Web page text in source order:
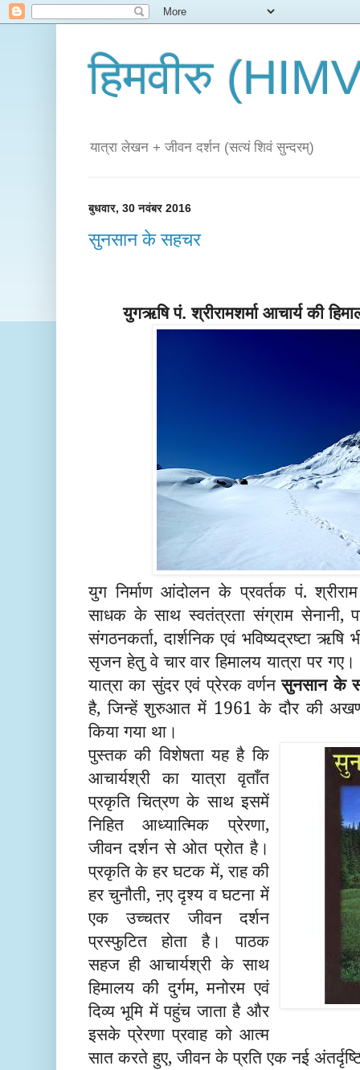
हिमवीरु
यात्रा लेखन + जीवन दर्शन (सत्यं शिवं सुन्दरम्)
बुधवार, 30 नवंबर 2016
सुनसान के सहचर
युगऋषि पं. श्रीरामशर्माआचार्य की
युग निर्माण आंदोलन के प्रवर्तक पं. श्रीराम
साधक के साथ स्वतंत्रता संग्राम सेनानी,
संगठनकर्ता, दार्शनिक एवं भविष्यद्रष्टाऋषि
सृजन हेतु वे चार वार हिमालय यात्रा पर
यात्रा का सुंदर एवं प्रेरक वर्णनसुनसान के
है, जिन्हेंशुरुआत में 1961 के दौर की
किया गया था ।
पुस्तक की विशेषता यह है कि
आचार्यश्री का यात्रा वृताँत
प्रकृति चित्रण के साथ इसमें
निहित आध्यात्मिक प्रेरणा,
जीवन दर्शन से ओत प्रोत है।
प्रकृति के हर घटक में, राह की
हर चुनौती, ऩए दृश्य व घटना में
एक उच्चतर जीवन दर्शन
प्रस्फुटित होता है।पाठक
सहज हीआचार्यश्री के साथ
हिमालय क दुर्गम, मनोरम एवं
दिव्यभूमि में पहुंच जाता है और
इसके प्रेरणा प्रवाह को आत्म
सात करते हुए, जीवन के प्रति एक नई अंतर्